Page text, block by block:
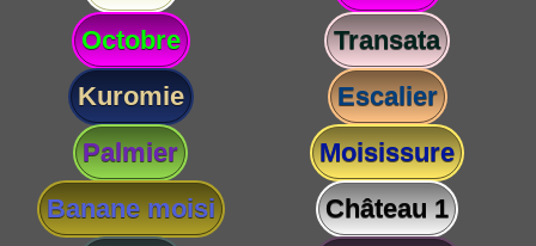
Octobre
Transata
Kuromie
Escalier
Palmier
Moisissure
Banane moisi
Château 1